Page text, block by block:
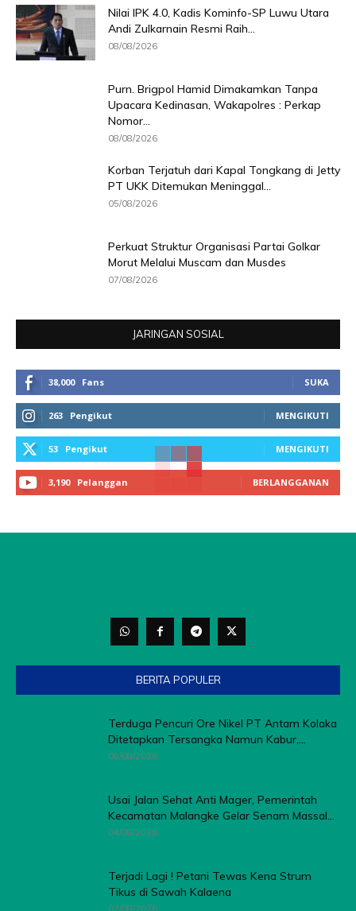
Nilai IPK 4.0, Kadis Kominfo-SP Luwu Utara
Andi Zulkarnain Resmi Raih...
08/08/2026
Purn. Brigpol Hamid Dimakamkan Tanpa
Upacara Kedinasan, Wakapolres : Perkap
Nomor...
08/08/2026
Korban Terjatuh dari Kapal Tongkang di Jetty
PT UKK Ditemukan Meninggal...
05/08/2026
Perkuat Struktur Organisasi Partai Golkar
Morut Melalui Muscam dan Musdes
07/08/2026
JARINGAN SOSIAL
38,000 Fans SUKA
263 Pengikut MENGIKUTI
53 Pengikut MENGIKUTI
3,190 Pelanggan BERLANGGANAN
BERITA POPULER
Terduga Pencuri Ore Nikel PT Antam Kolaka
Ditetapkan Tersangka Namun Kabur,...
08/08/2026
Usai Jalan Sehat Anti Mager, Pemerintah
Kecamatan Malangke Gelar Senam Massal...
04/08/2026
Terjadi Lagi ! Petani Tewas Kena Strum
Tikus di Sawah Kalaena
07/08/2026